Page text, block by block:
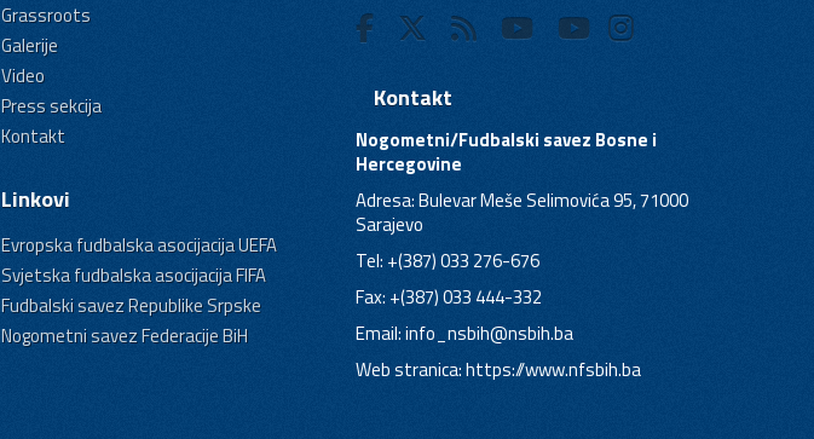
Grassroots
Galerije
Video
Press sekcija
Kontakt
Linkovi
Evropska fudbalska asocijacija UEFA
Svjetska fudbalska asocijacija FIFA
Fudbalski savez Republike Srpske
Nogometni savez Federacije BiH
Kontakt
Nogometni/Fudbalski savez Bosne i
Hercegovine
Adresa: Bulevar Meše Selimovića 95, 71000
Sarajevo
Tel: +(387) 033 276-676
Fax: +(387) 033 444-332
Email:info_nsbih@nsbih.ba
Web stranica: https://www.nfsbih.ba